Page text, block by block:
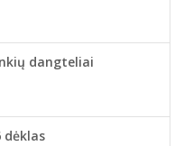
dangteliai
dėklas